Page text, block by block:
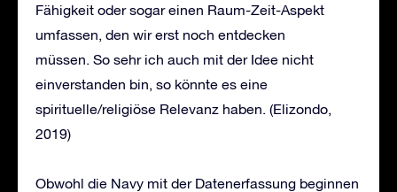
Fähigkeit oder sogar einen Raum-Zeit-Aspekt
umfassen, den wir erst noch entdecken
müssen. So sehr ich auch mit der Idee nicht
einverstanden bin, so könnte es eine
spirituelle/religiöse Relevanz haben. (Elizondo,
2019)
Obwohl die Navy mit der Datenerfassung beginnen